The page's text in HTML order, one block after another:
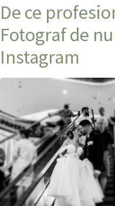
De ce
Fotograf de
Instagram